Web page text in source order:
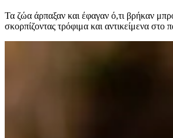
Τα ζώα άρπαξαν και έφαγαν ό,τι βρήκαν
σκορπίζοντας τρόφιμα και αντικείμενα στο